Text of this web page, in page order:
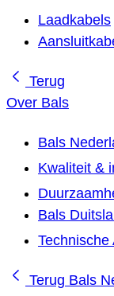
Laadkabels
Terug
Over Bals
Bals
Kwaliteit &
Bals
Terug Bals